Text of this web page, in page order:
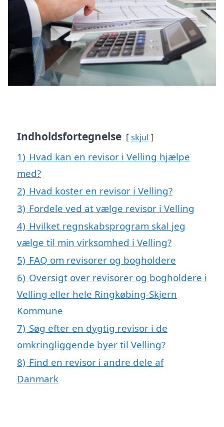
Indholdsfortegnelse skjul
1) Hvad kan en revisor i Velling hjælpe
med?
2) Hvad koster en revisor i Velling?
3) Fordele ved at vælge revisor i Velling
4) Hvilket regnskabsprogram skal jeg
vælge til min virksomhed i Velling?
5) FAQ om revisorer og bogholdere
6) Oversigt over revisorer og bogholdere i
Velling eller hele Ringkøbing-Skjern
Kommune
7) Søg efter en dygtig revisor i de
omkringliggende byer til Velling?
8) Find en revisor i andre dele af
Danmark